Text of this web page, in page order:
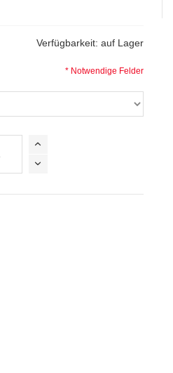
Verfügbarkeit: auf Lager
* Notwendige Felder